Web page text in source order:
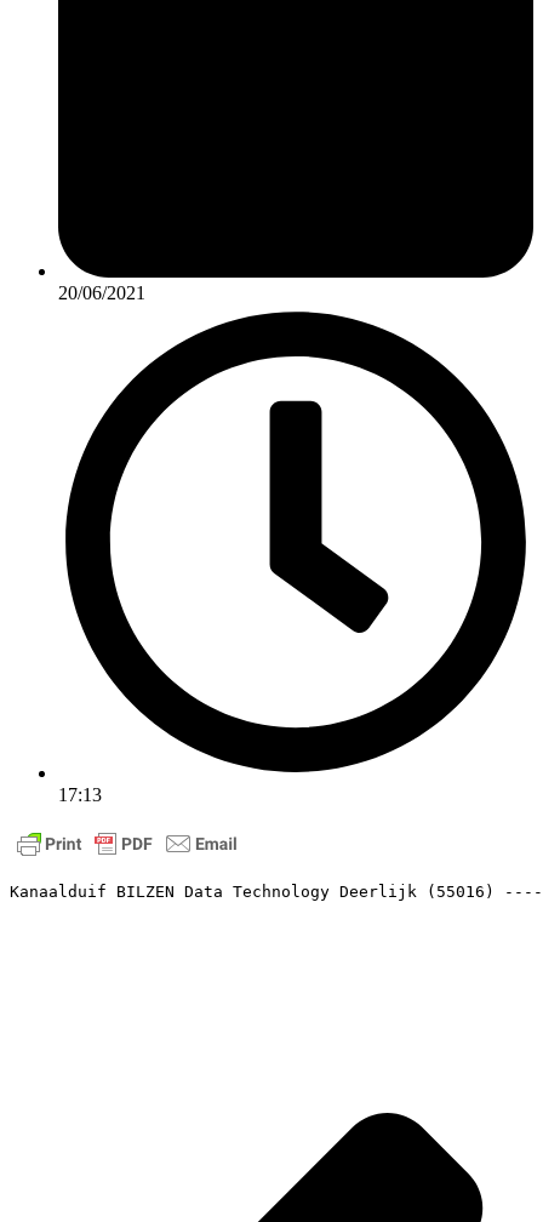
20/06/2021
17:13
Kanaalduif BILZEN Data Technology Deerlijk (55016)